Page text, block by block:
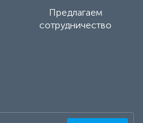
Предлагаем
сотрудничество